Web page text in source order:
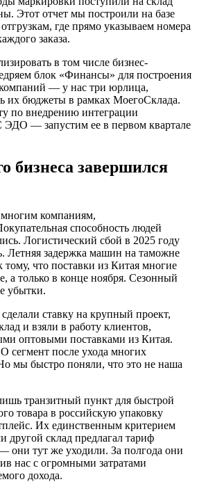
Этот отчет мы построили на базе
где прямо указываем номера
заказа.
в том числе бизнес-
блок «Финансы» для построения
— у нас три юрлица,
их бюджеты в рамках МоегоСклада.
по внедрению интеграции
— запустим ее в первом квартале
бизнеса завершился
компаниям,
способность людей
Логистический сбой в 2025 году
Летняя задержка машин на таможне
тому, что поставки из Китая многие
а только в конце ноября. Сезонный
убытки.
ставку на крупный проект,
и взяли в работу клиентов,
оптовыми поставками из Китая.
сегмент после ухода многих
мы быстро поняли, что это не наша
транзитный пункт для быстрой
товара в российскую упаковку
Их единственным критерием
другой склад предлагал тариф
они тут же уходили. За полгода они
нас с огромными затратами
дохода.